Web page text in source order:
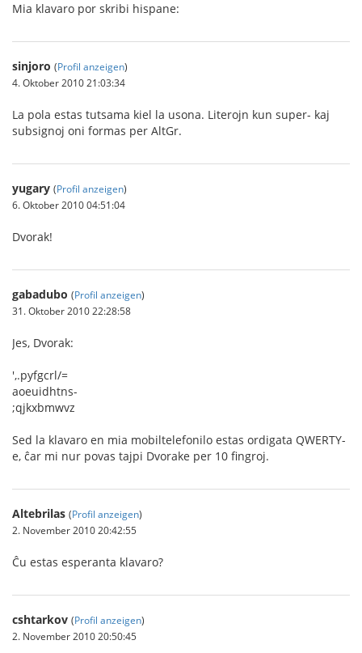
Mia klavaro por skribi hispane:
sinjoro (Profil anzeigen)
4. Oktober 2010 21:03:34
La pola estas tutsama kiel la usona. Literojn kun super- kaj
subsignoj oni formas per AltGr.
yugary (Profil anzeigen)
6. Oktober 2010 04:51:04
Dvorak!
gabadubo (Profil anzeigen)
31. Oktober 2010 22:28:58
Jes, Dvorak:
',.pyfgcrl/=
aoeuidhtns-
;qjkxbmwvz
Sed la klavaro en mia mobiltelefonilo estas ordigata QWERTY-
e, ĉar mi nur povas tajpi Dvorake per 10 fingroj.
Altebrilas (Profil anzeigen)
2. November 2010 20:42:55
Ĉu estas esperanta klavaro?
cshtarkov (Profil anzeigen)
2. November 2010 20:50:45